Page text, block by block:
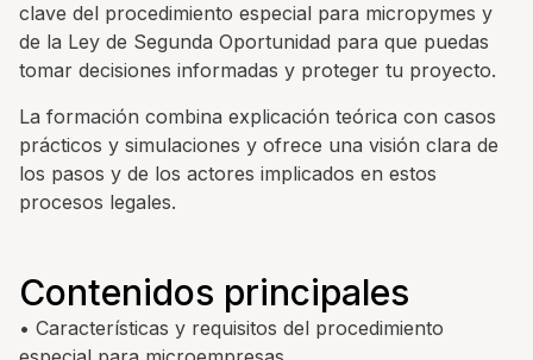
clave del procedimiento especial para micropymes y
de la Ley de Segunda Oportunidad para que puedas
tomar decisiones informadas y proteger tu proyecto.
La formación combina explicación teórica con casos
prácticos y simulaciones y ofrece una visión clara de
los pasos y de los actores implicados en estos
procesos legales.
Contenidos principales
• Características y requisitos del procedimiento